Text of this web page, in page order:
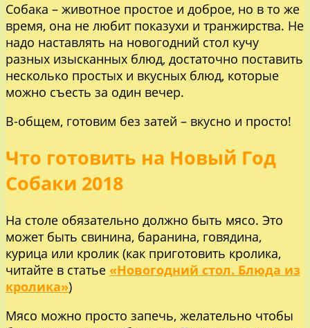
Собака – животное простое и доброе, но в то же
время, она не любит показухи и транжирства. Не
надо наставлять на новогодний стол кучу
разных изысканных блюд, достаточно поставить
несколько простых и вкусных блюд, которые
можно съесть за один вечер.
В-общем, готовим без затей – вкусно и просто!
Что готовить на Новый Год
Собаки 2018
На столе обязательно должно быть мясо. Это
может быть свинина, баранина, говядина,
курица или кролик (как приготовить кролика,
читайте в статье «Новогодний стол. Блюда из
кролика»)
Мясо можно просто запечь, желательно чтобы